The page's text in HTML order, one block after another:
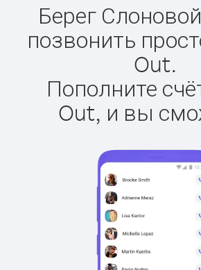
Берег
позвонить
Out.
Пополните
Out, и вы